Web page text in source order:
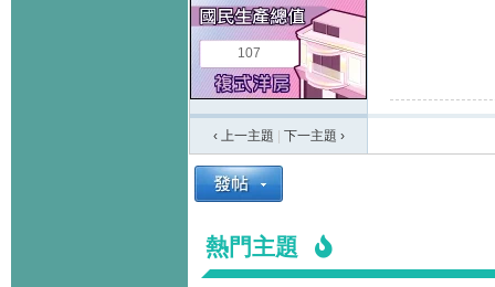
107
‹ 上一主題 下一主題 ›
熱門主題